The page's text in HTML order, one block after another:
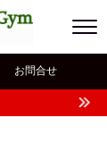
お問合せ